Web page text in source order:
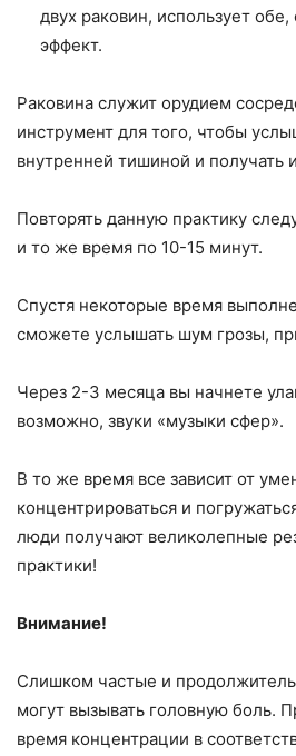
двух раковин, использует обе,
эффект.
Раковина служит орудием
инструмент для того, чтобы
внутренней тишиной и получать
Повторять данную практику
и то же время по 10-15 минут.
Спустя некоторые время
сможете услышать шум грозы,
Через 2-3 месяца вы начнете
возможно, звуки «музыки сфер».
В то же время все зависит от
концентрироваться и
люди получают великолепные
практики!
Внимание!
Слишком частые и
могут вызывать головную боль.
время концентрации в